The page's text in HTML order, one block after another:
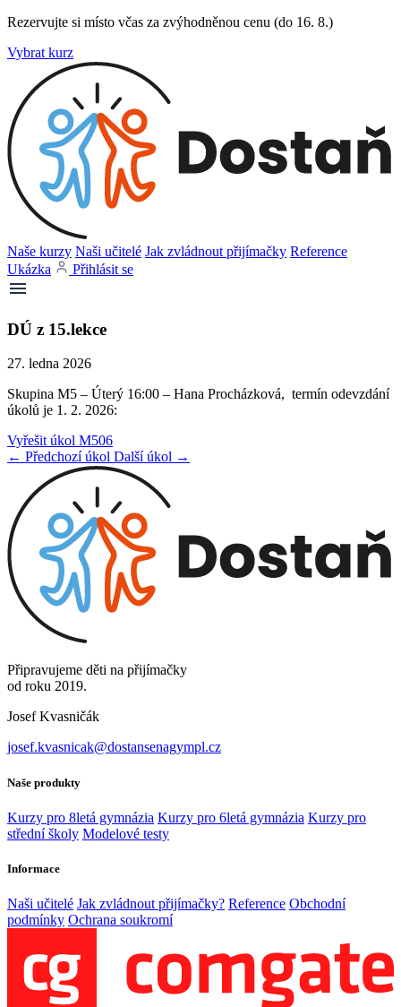
Rezervujte si místo včas za zvýhodněnou cenu (do 16. 8.)
Vybrat kurz
Naše kurzy Naši učitelé Jak zvládnout přijímačky Reference
Ukázka
Přihlásit se
DÚ z 15.lekce
27. ledna 2026
Skupina M5 – Úterý 16:00 – Hana Procházková, termín odevzdání
úkolů je 1. 2. 2026:
Vyřešit úkol M506
← Předchozí úkol Další úkol →
Připravujeme děti na přijímačky
od roku 2019.
Josef Kvasničák
josef.kvasnicak@dostansenagympl.cz
Naše produkty
Kurzy pro 8letá gymnázia Kurzy pro 6letá gymnázia Kurzy pro
střední školy Modelové testy
Informace
Naši učitelé Jak zvládnout přijímačky? Reference Obchodní
podmínky Ochrana soukromí